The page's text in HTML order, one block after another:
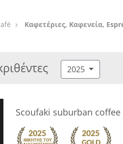
Καφετέριες, Καφενεία,
2025
Scoufaki suburban